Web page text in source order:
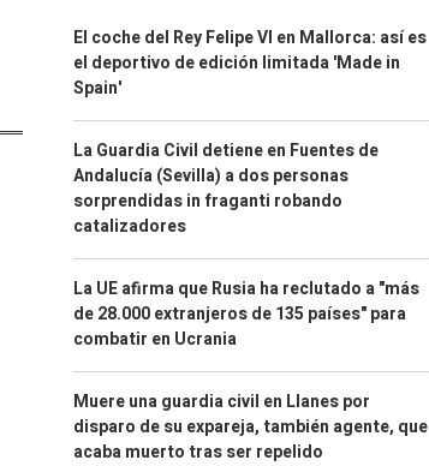
El coche del Rey Felipe VI en Mallorca: así es
el deportivo de edición limitada 'Made in
Spain'
La Guardia Civil detiene en Fuentes de
Andalucía (Sevilla) a dos personas
sorprendidas in fraganti robando
catalizadores
La UE afirma que Rusia ha reclutado a "más
de 28.000 extranjeros de 135 países" para
combatir en Ucrania
Muere una guardia civil en Llanes por
disparo de su expareja, también agente, que
acaba muerto tras ser repelido